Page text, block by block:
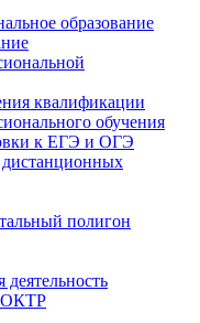
образование
квалификации
обучения
к ЕГЭ и ОГЭ
полигон
деятельность